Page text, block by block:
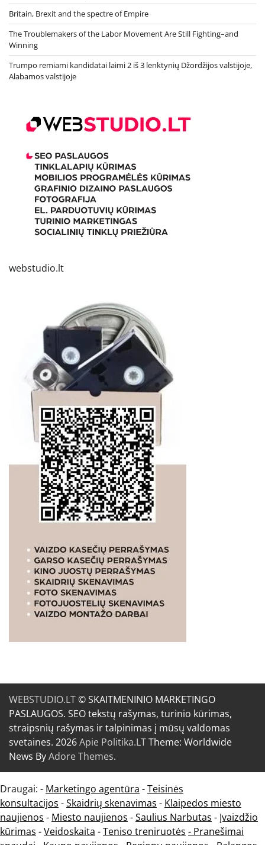
Britain, Brexit and the spectre of Empire
The Troublemakers of the Labor Movement Are Still Fighting–and
Winning
Trumpo remiami kandidatai laimi 2 iš 3 lenktynių Džordžijos valstijoje,
Alabamos valstijoje
webstudio.lt
WEBSTUDIO.LT© SKAITMENINIO MARKETINGO
PASLAUGOS. SEO tekstų rašymas, turinio kūrimas,
straipsnių rašymas ir talpinimas į mūsų valdomas
svetaines. 2026Apie Politika.LTTheme: Worldwide
News ByAdore Themes.
Draugai: - Marketingo agentūra -Teisinės
konsultacijos -Skaidrių skenavimas - Klaipedos miesto
naujienos - Miesto naujienos -Saulius Narbutas - Įvaizdžio
kūrimas -Veidoskaita -Teniso treniruotės - Pranešimai